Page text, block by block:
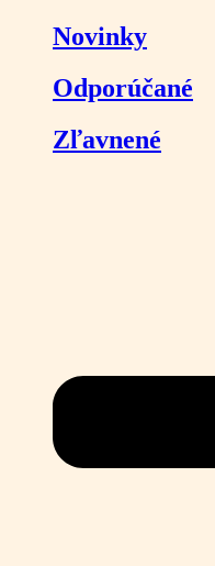
Novinky
Odporúčané
Zľavnené